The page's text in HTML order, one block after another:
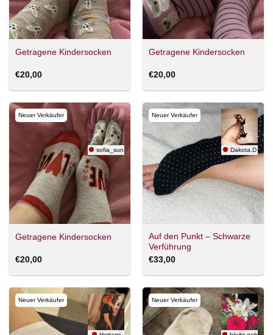
Getragene Kindersocken
€20,00
Getragene Kindersocken
€20,00
Neuer Verkäufer
sofia_sun
Getragene Kindersocken
€20,00
Neuer Verkäufer
Dakota.D
Auf den Punkt – Schwarze
Verführung
€33,00
Neuer Verkäufer Neuer Verkäufer